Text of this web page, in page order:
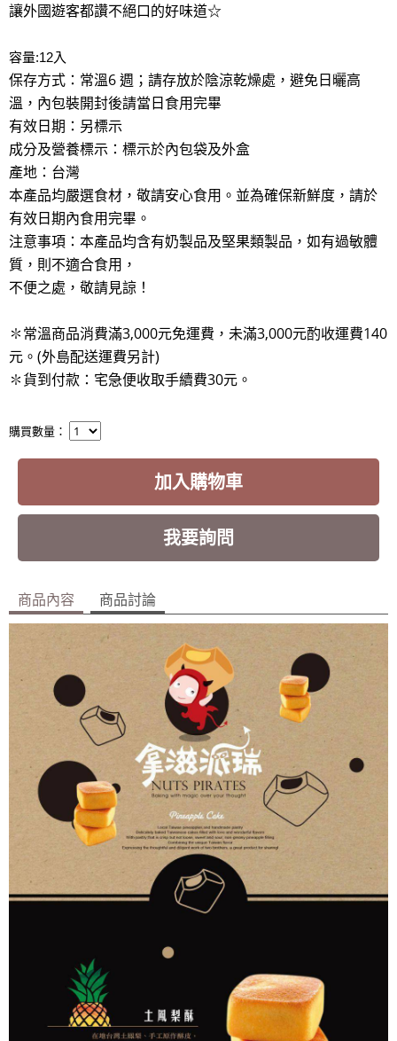
讓外國遊客都讚不絕口的好味道☆
容量:12入
保存方式：常溫6 週；請存放於陰涼乾燥處，避免日曬高
溫，內包裝開封後請當日食用完畢
有效日期：另標示
成分及營養標示：標示於內包袋及外盒
產地：台灣
本產品均嚴選食材，敬請安心食用。並為確保新鮮度，請於
有效日期內食用完畢。
注意事項：本產品均含有奶製品及堅果類製品，如有過敏體
質，則不適合食用，
不便之處，敬請見諒！
✽常溫商品消費滿3,000元免運費，未滿3,000元酌收運費140
元。(外島配送運費另計)
✽貨到付款：宅急便收取手續費30元 。
購買數量：
加入購物車
我要詢問
商品內容 商品討論